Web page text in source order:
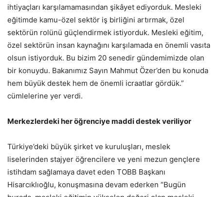
ihtiyaçları karşılamamasından şikâyet ediyorduk. Mesleki
eğitimde kamu-özel sektör iş birliğini artırmak, özel
sektörün rolünü güçlendirmek istiyorduk. Mesleki eğitim,
özel sektörün insan kaynağını karşılamada en önemli vasıta
olsun istiyorduk. Bu bizim 20 senedir gündemimizde olan
bir konuydu. Bakanımız Sayın Mahmut Özer’den bu konuda
hem büyük destek hem de önemli icraatlar gördük.”
cümlelerine yer verdi.
Merkezlerdeki her öğrenciye maddi destek veriliyor
Türkiye’deki büyük şirket ve kuruluşları, meslek
liselerinden stajyer öğrencilere ve yeni mezun gençlere
istihdam sağlamaya davet eden TOBB Başkanı
Hisarcıklıoğlu, konuşmasına devam ederken “Bugün